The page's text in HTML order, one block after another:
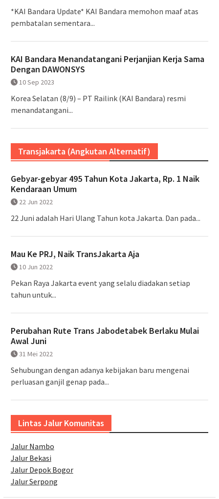
*KAI Bandara Update* KAI Bandara memohon maaf atas
pembatalan sementara...
KAI Bandara Menandatangani Perjanjian Kerja Sama
Dengan DAWONSYS
10 Sep 2023
Korea Selatan (8/9) – PT Railink (KAI Bandara) resmi
menandatangani...
Transjakarta (Angkutan Alternatif)
Gebyar-gebyar 495 Tahun Kota Jakarta, Rp. 1 Naik
Kendaraan Umum
22 Jun 2022
22 Juni adalah Hari Ulang Tahun kota Jakarta. Dan pada...
Mau Ke PRJ, Naik TransJakarta Aja
10 Jun 2022
Pekan Raya Jakarta event yang selalu diadakan setiap
tahun untuk...
Perubahan Rute Trans Jabodetabek Berlaku Mulai
Awal Juni
31 Mei 2022
Sehubungan dengan adanya kebijakan baru mengenai
perluasan ganjil genap pada...
Lintas Jalur Komunitas
Jalur Nambo
Jalur Bekasi
Jalur Depok Bogor
Jalur Serpong